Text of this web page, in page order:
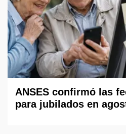
ANSES confirmó las
para jubilados en